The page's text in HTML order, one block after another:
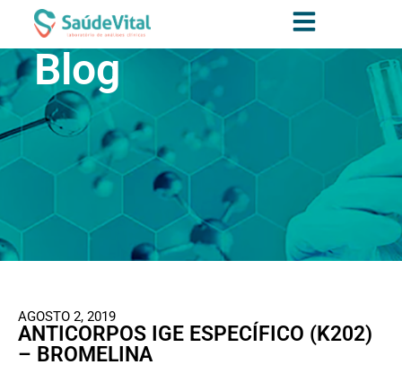
Blog
AGOSTO 2, 2019
ANTICORPOS IGE ESPECÍFICO (K202)
– BROMELINA